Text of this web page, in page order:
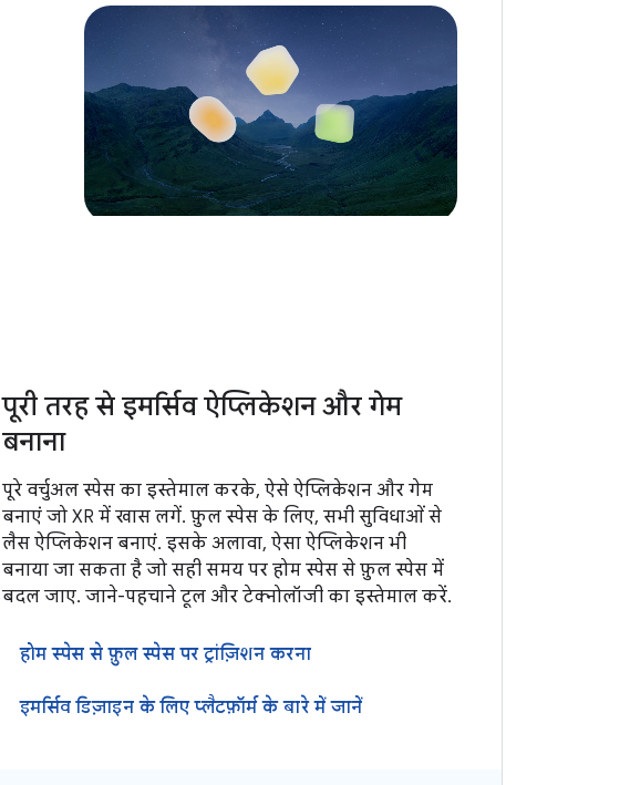
पूरी तरह से इमर्सिव ऐप्लिकेशन और गेम
बनाना
पूरे वर्चुअल स्पेस का इस्तेमाल करके, ऐसे ऐप्लिकेशन और गेम
बनाएं जो XR में खास लगें. फ़ुल स्पेस के लिए, सभी सुविधाओं से
लैस ऐप्लिकेशन बनाएं. इसके अलावा, ऐसा ऐप्लिकेशन भी
बनाया जा सकता है जो सही समय पर होम स्पेस से फ़ुल स्पेस में
बदल जाए. जाने-पहचाने टूल और टेक्नोलॉजी का इस्तेमाल करें.
होम स्पेस से फ़ुल स्पेस पर ट्रांज़िशन करना
इमर्सिव डिज़ाइन के लिए प्लैटफ़ॉर्म के बारे में जानें